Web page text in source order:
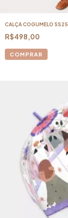
CALÇA COGUMELO SS25
R$498,00
COMPRAR